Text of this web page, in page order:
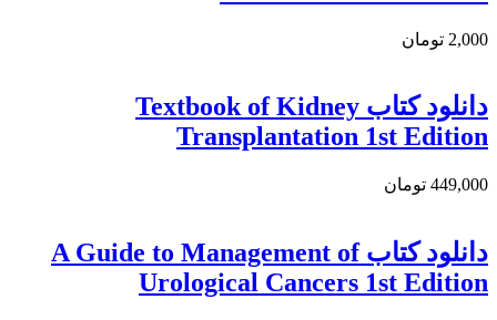
2,000 تومان
دانلود كتاب Textbook of Kidney
Transplantation 1st Edition
449,000 تومان
دانلود کتاب A Guide to Management of
Urological Cancers 1st Edition